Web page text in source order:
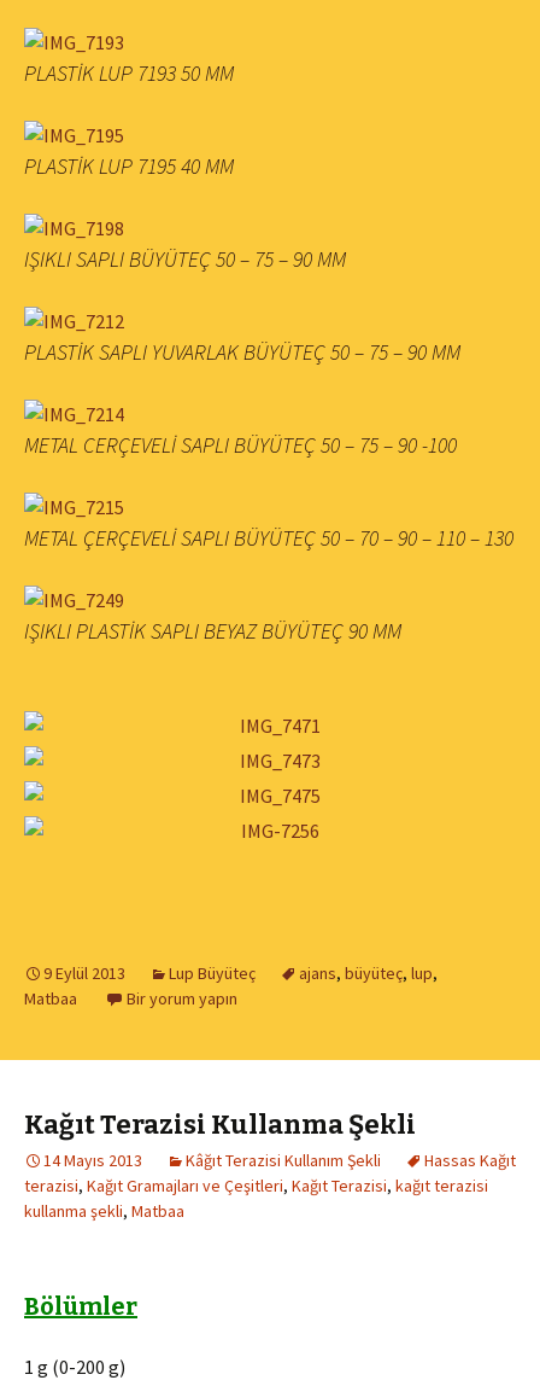
PLASTİK LUP 7193 50 MM
PLASTİK LUP 7195 40 MM
IŞIKLI SAPLI BÜYÜTEÇ 50 – 75 – 90 MM
PLASTİK SAPLI YUVARLAK BÜYÜTEÇ 50 – 75 – 90 MM
METAL CERÇEVELİ SAPLI BÜYÜTEÇ 50 – 75 – 90 -100
METAL ÇERÇEVELİ SAPLI BÜYÜTEÇ 50 – 70 – 90 – 110 – 130
IŞIKLI PLASTİK SAPLI BEYAZ BÜYÜTEÇ 90 MM
9 Eylül 2013 Lup Büyüteç ajans, büyüteç, lup,
Matbaa
Bir yorum yapın
Kağıt Terazisi Kullanma Şekli
14 Mayıs 2013 Kâğıt Terazisi Kullanım Şekli
Hassas Kağıt
terazisi, Kağıt Gramajları ve Çeşitleri, Kağıt Terazisi, kağıt terazisi
kullanma şekli, Matbaa
Bölümler
1 g (0-200 g)